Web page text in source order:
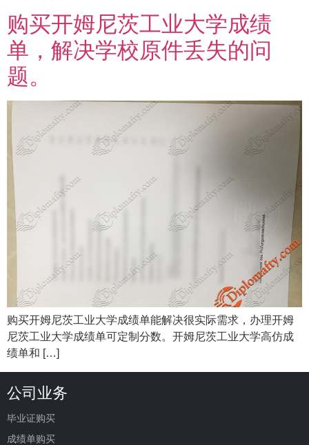
购买开姆尼茨工业大学成绩
单，解决学校原件丢失的问
题。
购买开姆尼茨工业大学成绩单能解决很实际需求，办理开姆
尼茨工业大学成绩单可定制分数。开姆尼茨工业大学高仿成
绩单和 […]
公司业务
毕业证购买
成绩单购买